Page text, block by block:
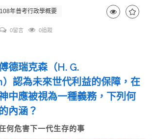
108年普考行政學概要
0留言 0追蹤
德瑞克森（H. G.
認為未來世代利益的保障，在
中應被視為一種義務，下列何
內涵？
何危害下一代生存的事